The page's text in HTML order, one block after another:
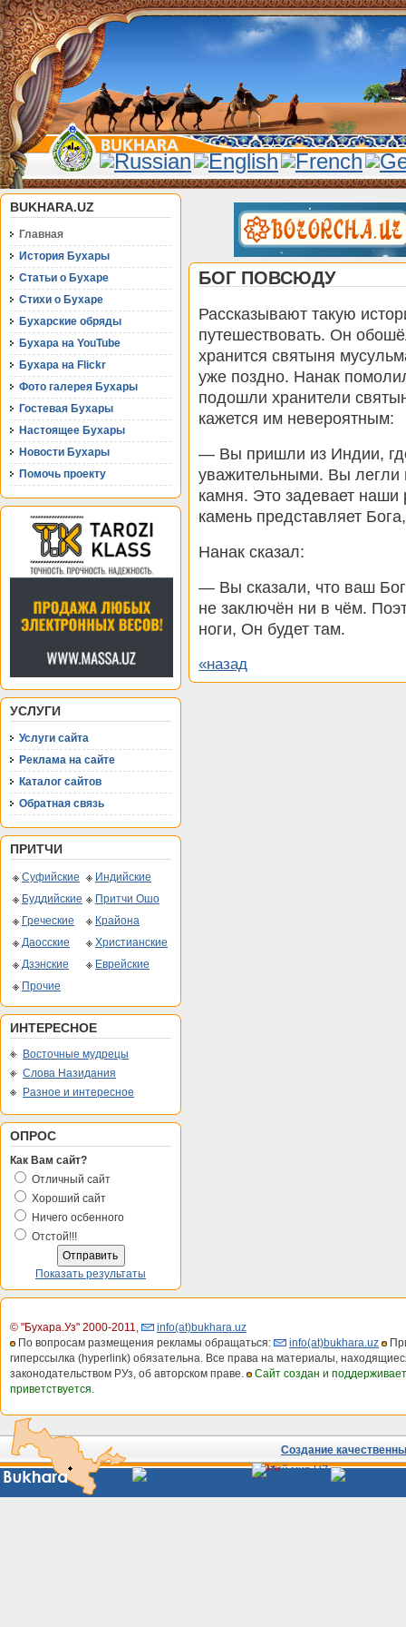
BUKHARA.UZ
Главная
История Бухары
Статьи о Бухаре
Стихи о Бухаре
Бухарские обряды
Бухара на YouTube
Бухара на Flickr
Фото галерея Бухары
Гостевая Бухары
Настоящее Бухары
Новости Бухары
Помочь проекту
УСЛУГИ
Услуги сайта
Реклама на сайте
Каталог сайтов
Обратная связь
ПРИТЧИ
Суфийские
Индийские
Буддийские
Притчи Ошо
Греческие
Крайона
Даосские
Христианские
Дзэнские
Еврейские
Прочие
ИНТЕРЕСНОЕ
Восточные мудрецы
Слова Назидания
Разное и интересное
ОПРОС
Как Вам сайт?
Отличный сайт
Хороший сайт
Ничего осбенного
Отстой!!!
Показать результаты
БОГ ПОВСЮДУ
Рассказывают такую
путешествовать. Он
хранится святыня
уже поздно. Нанак
подошли хранители
кажется им невероятным:
— Вы пришли из Индии,
уважительными. Вы легли
камня. Это задевает наши
камень представляет
Нанак сказал:
— Вы сказали, что ваш
не заключён ни в чём.
ноги, Он будет там.
«назад
© "Бухара.Уз" 2000-2011,
info(at)bukhara.uz
По вопросам размещения рекламы обращаться:
info(at)bukhara.uz
гиперссылка (hyperlink) обязательна. Все права на материалы,
законодательством РУз, об авторском праве.
Сайт создан и
приветствуется.
Создание
Сайты
Узбекистана